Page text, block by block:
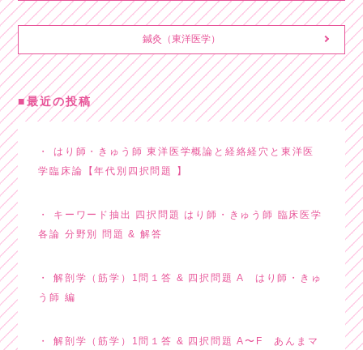
鍼灸（東洋医学）
最近の投稿
はり師・きゅう師 東洋医学概論と経絡経穴と東洋医
学臨床論【年代別四択問題 】
キーワード抽出 四択問題 はり師・きゅう師 臨床医学
各論 分野別 問題 & 解答
解剖学（筋学）1問１答 & 四択問題 A はり師・きゅ
う師 編
解剖学（筋学）1問１答 & 四択問題 A〜F あんまマ